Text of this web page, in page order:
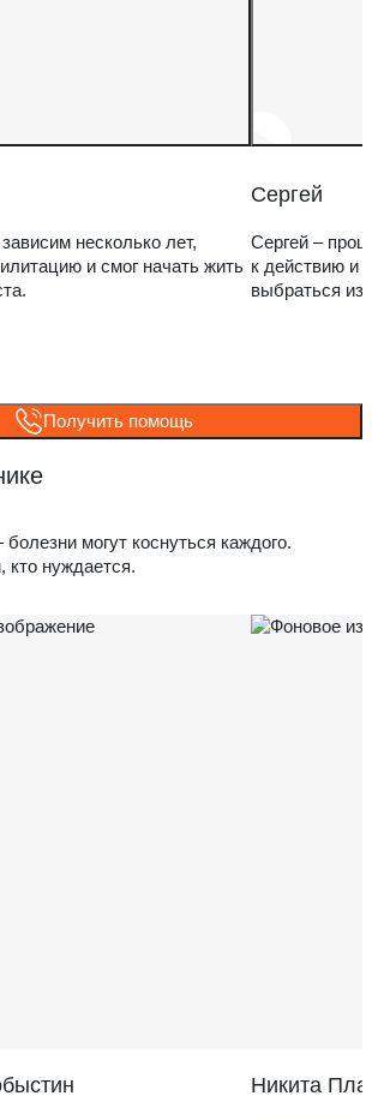
несколько лет,
и смог начать жить
Сергей
Сергей –
к действию и
выбраться из
Получить помощь
могут коснуться каждого.
нуждается.
Никита